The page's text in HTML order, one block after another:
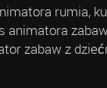
rumia,
animatora
zabaw z